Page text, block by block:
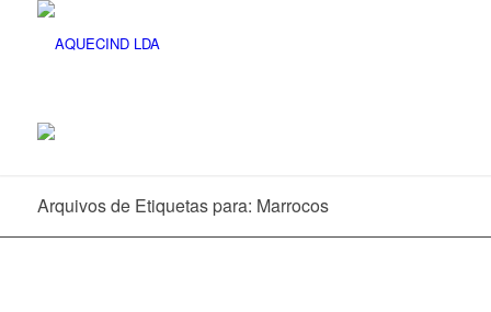
Arquivos de Etiquetas para: Marrocos